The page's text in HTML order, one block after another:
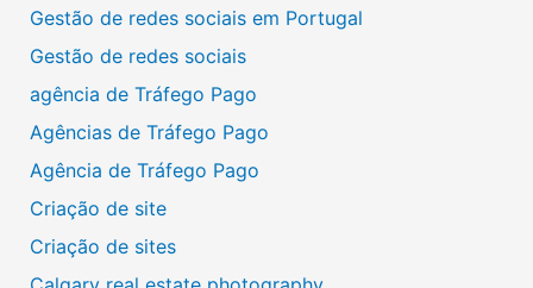
Gestão de redes sociais em Portugal
Gestão de redes sociais
agência de Tráfego Pago
Agências de Tráfego Pago
Agência de Tráfego Pago
Criação de site
Criação de sites